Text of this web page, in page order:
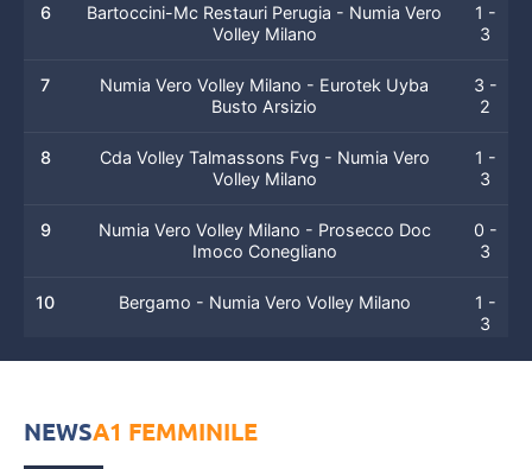
6
Bartoccini-Mc Restauri Perugia - Numia Vero
Volley Milano
1 -
3
7
Numia Vero Volley Milano - Eurotek Uyba
Busto Arsizio
3 -
2
8
Cda Volley Talmassons Fvg - Numia Vero
Volley Milano
1 -
3
9
Numia Vero Volley Milano - Prosecco Doc
Imoco Conegliano
0 -
3
10 Bergamo - Numia Vero Volley Milano
1 -
3
12
Savino Del Bene Scandicci - Numia Vero Volley
NEWSA1 FEMMINILE